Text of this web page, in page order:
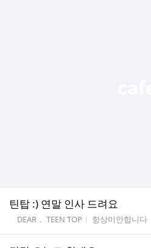
틴탑 :) 연말 인사 드려요
게시판명
DEAR． TEEN TOP 작성자
항상미안합니다